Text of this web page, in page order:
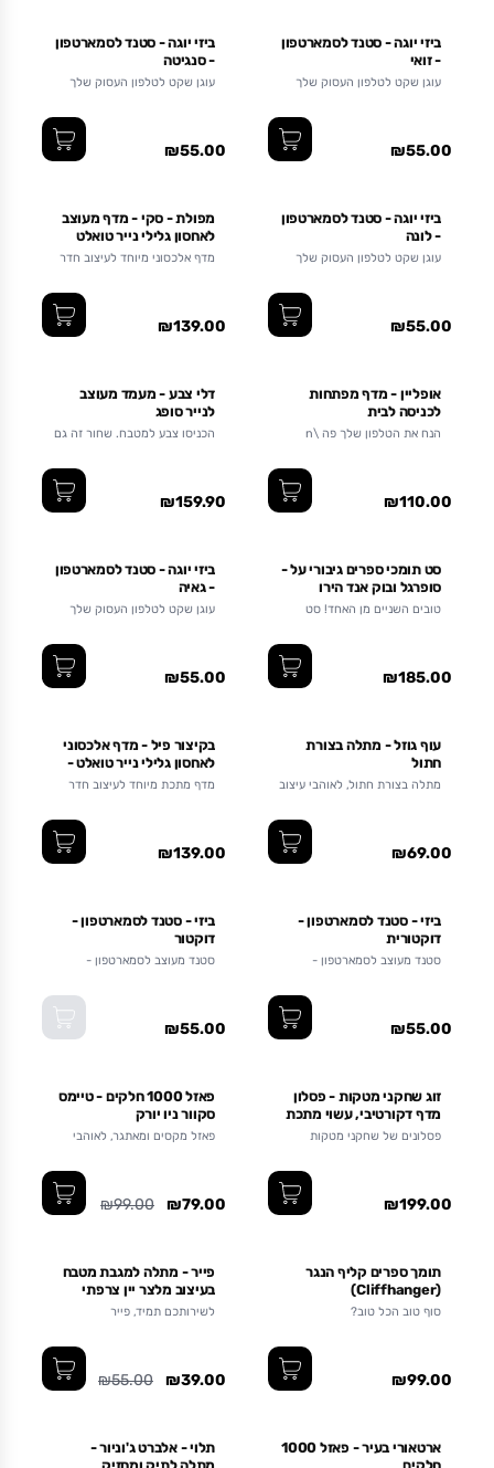
ביזי יוגה - סטנד לסמארטפון
- זואי
עוגן שקט לטלפון העסוק שלך
₪55.00
ביזי יוגה - סטנד לסמארטפון
- סנגיטה
עוגן שקט לטלפון העסוק שלך
₪55.00
ביזי יוגה - סטנד לסמארטפון
- לונה
עוגן שקט לטלפון העסוק שלך
₪55.00
מפולת - סקי - מדף מעוצב
לאחסון גלילי נייר טואלט
מדף אלכסוני מיוחד לעיצוב חדר
₪139.00
אופליין - מדף מפתחות
לכניסה לבית
הנח את הטלפון שלך פה \n
₪110.00
דלי צבע - מעמד מעוצב
לנייר סופג
הכניסו צבע למטבח. שחור זה גם
₪159.90
סט תומכי ספרים גיבורי על -
סופרגל ובוק אנד הירו
טובים השניים מן האחד! סט
₪185.00
ביזי יוגה - סטנד לסמארטפון
- גאיה
עוגן שקט לטלפון העסוק שלך
₪55.00
עוף גוזל - מתלה בצורת
חתול
מתלה בצורת חתול, לאוהבי עיצוב
₪69.00
בקיצור פיל - מדף אלכסוני
לאחסון גלילי נייר טואלט -
שחור
מדף מתכת מיוחד לעיצוב חדר
₪139.00
ביזי - סטנד לסמארטפון -
דוקטורית
סטנד מעוצב לסמארטפון -
₪55.00
ביזי - סטנד לסמארטפון -
דוקטור
סטנד מעוצב לסמארטפון -
₪55.00
זוג שחקני מטקות - פסלון
מדף דקורטיבי, עשוי מתכת
פסלונים של שחקני מטקות
₪199.00
פאזל 1000 חלקים - טיימס
סקוור ניו יורק
פאזל מקסים ומאתגר, לאוהבי
₪79.00
₪99.00
תומך ספרים קליף הנגר
(Cliffhanger)
סוף טוב הכל טוב?
₪99.00
פייר - מתלה למגבת מטבח
בעיצוב מלצר יין צרפתי
לשירותכם תמיד, פייר
₪39.00
₪55.00
ארטאורי בעיר - פאזל 1000
תלוי - אלברט ג'וניור -